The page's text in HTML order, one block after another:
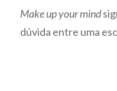
Make up your mind
dúvida entre uma